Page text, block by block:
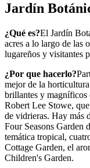
Jardín
¿Qué es?El Jardín
acres a lo largo de las
lugareños y visitantes
¿Por que hacerlo?
mejor de la
brillantes y magníficos
Robert Lee Stowe,
de vidrieras. Hay más
Four Seasons Garden
temática tropical,
Cottage Garden, el
Children's Garden.